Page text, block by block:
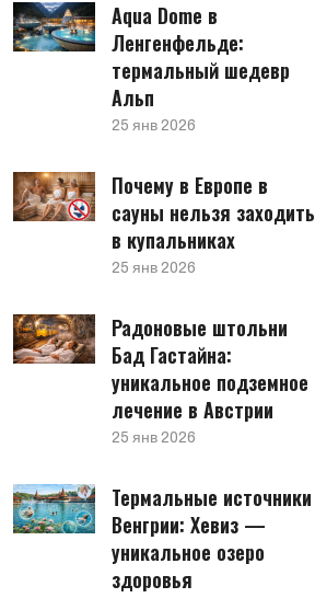
Aqua Dome в
Ленгенфельде:
термальный шедевр
Альп
25 янв 2026
Почему в Европе в
сауны нельзя заходить
в купальниках
25 янв 2026
Радоновые штольни
Бад Гастайна:
уникальное подземное
лечение в Австрии
25 янв 2026
Термальные источники
Венгрии: Хевиз —
уникальное озеро
здоровья